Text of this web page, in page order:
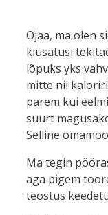
Ojaa, ma olen
kiusatusi
lõpuks yks
mitte nii
parem kui
suurt
Selline
Ma tegin
aga pigem
teostus